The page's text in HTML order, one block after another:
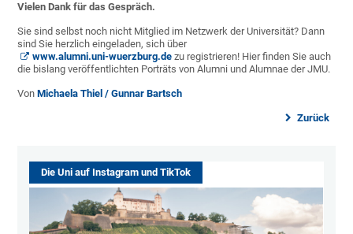
Vielen Dank für das Gespräch.
Sie sind selbst noch nicht Mitglied im Netzwerk der Universität? Dann
sind Sie herzlich eingeladen, sich über
www.alumni.uni-wuerzburg.de zu registrieren! Hier finden Sie auch
die bislang veröffentlichten Porträts von Alumni und Alumnae der JMU.
VonMichaela Thiel / Gunnar Bartsch
Zurück
Die Uni auf Instagram und TikTok